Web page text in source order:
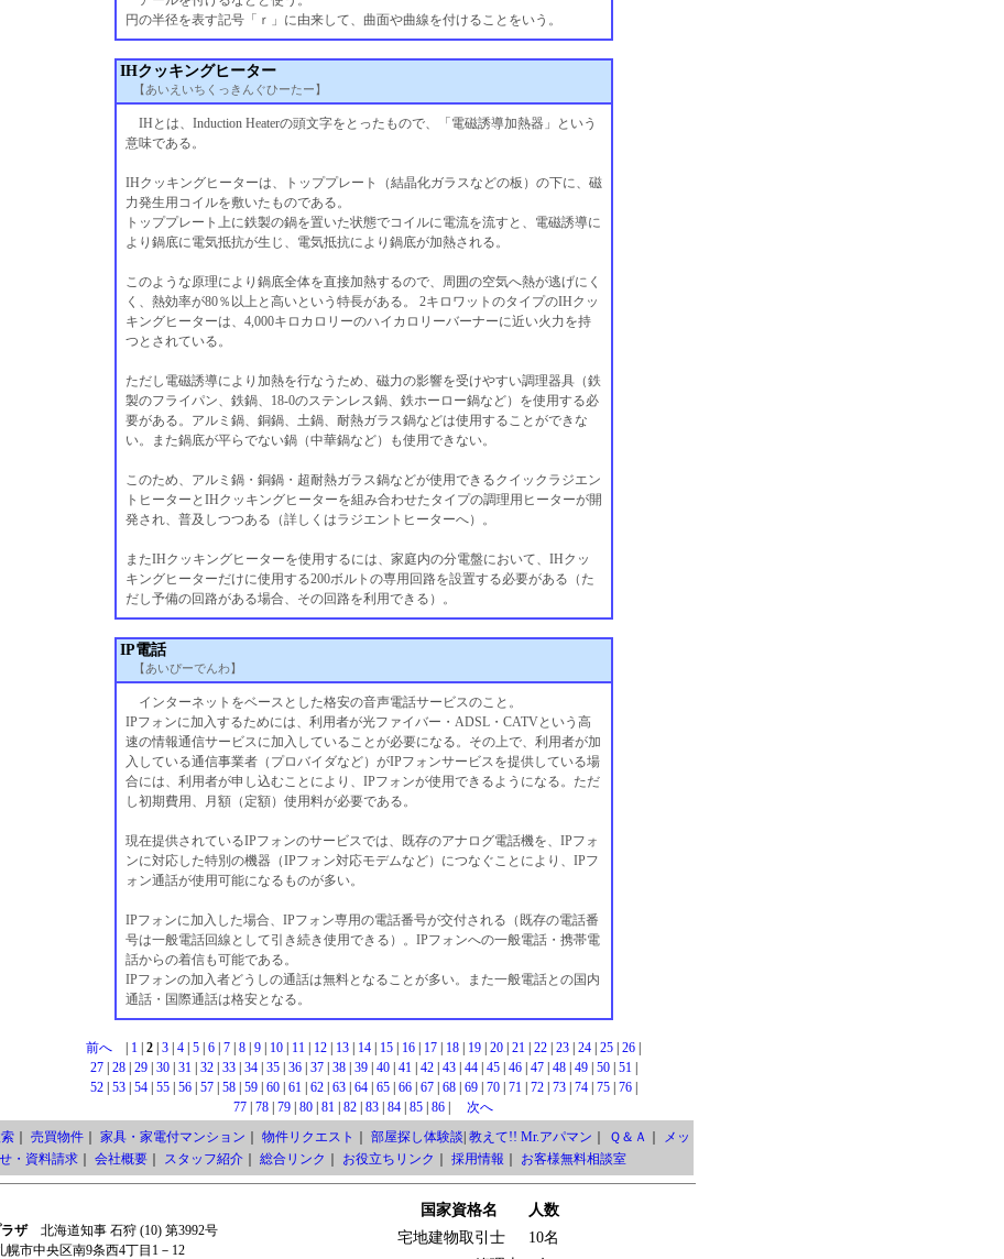
円の半径を表す記号「ｒ」に由来して、曲面や曲線を付けることをいう。
IHクッキングヒーター
【あいえいちくっきんぐひーたー】
IHとは、Induction Heaterの頭文字をとったもので、「電磁誘導加熱器」という
意味である。
IHクッキングヒーターは、トッププレート（結晶化ガラスなどの板）の下に、磁
力発生用コイルを敷いたものである。
トッププレート上に鉄製の鍋を置いた状態でコイルに電流を流すと、電磁誘導に
より鍋底に電気抵抗が生じ、電気抵抗により鍋底が加熱される。
このような原理により鍋底全体を直接加熱するので、周囲の空気へ熱が逃げにく
く、熱効率が80％以上と高いという特長がある。 2キロワットのタイプのIHクッ
キングヒーターは、4,000キロカロリーのハイカロリーバーナーに近い火力を持
つとされている。
ただし電磁誘導により加熱を行なうため、磁力の影響を受けやすい調理器具（鉄
製のフライパン、鉄鍋、18-0のステンレス鍋、鉄ホーロー鍋など）を使用する必
要がある。アルミ鍋、銅鍋、土鍋、耐熱ガラス鍋などは使用することができな
い。また鍋底が平らでない鍋（中華鍋など）も使用できない。
このため、アルミ鍋・銅鍋・超耐熱ガラス鍋などが使用できるクイックラジエン
トヒーターとIHクッキングヒーターを組み合わせたタイプの調理用ヒーターが開
発され、普及しつつある（詳しくはラジエントヒーターへ）。
またIHクッキングヒーターを使用するには、家庭内の分電盤において、IHクッ
キングヒーターだけに使用する200ボルトの専用回路を設置する必要がある（た
だし予備の回路がある場合、その回路を利用できる）。
IP電話
【あいぴーでんわ】
インターネットをベースとした格安の音声電話サービスのこと。
IPフォンに加入するためには、利用者が光ファイバー・ADSL・CATVという高
速の情報通信サービスに加入していることが必要になる。その上で、利用者が加
入している通信事業者（プロバイダなど）がIPフォンサービスを提供している場
合には、利用者が申し込むことにより、IPフォンが使用できるようになる。ただ
し初期費用、月額（定額）使用料が必要である。
現在提供されているIPフォンのサービスでは、既存のアナログ電話機を、IPフォ
ンに対応した特別の機器（IPフォン対応モデムなど）につなぐことにより、IPフ
ォン通話が使用可能になるものが多い。
IPフォンに加入した場合、IPフォン専用の電話番号が交付される（既存の電話番
号は一般電話回線として引き続き使用できる）。IPフォンへの一般電話・携帯電
話からの着信も可能である。
IPフォンの加入者どうしの通話は無料となることが多い。また一般電話との国内
通話・国際通話は格安となる。
前へ 1 2 3 4 5 6 7 8 9 10 11 12 13 14 15 16 17 18 19 20 21 22 23 24 25 26
27| 28| 29| 30| 31| 32| 33| 34| 35| 36| 37| 38| 39| 40| 41| 42| 43| 44| 45| 46| 47| 48| 49| 50| 51|
52| 53| 54| 55| 56| 57| 58| 59| 60| 61| 62| 63| 64| 65| 66| 67| 68| 69| 70| 71| 72| 73| 74| 75| 76|
77 78 79 80 81 82 83 84 85 86 次へ
｜ 売買物件｜ 家具・家電付マンション 物件リクエスト 部屋探し体験談 教えて!! Mr.アパマン Ｑ＆Ａ
メッ
・資料請求｜ 会社概要｜ スタッフ紹介｜ 総合リンク お役立ちリンク 採用情報 お客様無料相談室
ザ北海道知事 石狩 (10) 第3992号
市中央区南9条西4丁目1－12
国家資格名
人数
宅地建物取引士
10名